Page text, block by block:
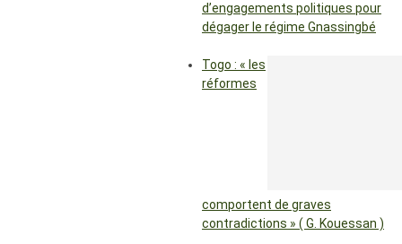
d’engagements politiques pour
dégager le régime Gnassingbé
Togo : « les
réformes
comportent de graves
contradictions » ( G. Kouessan )